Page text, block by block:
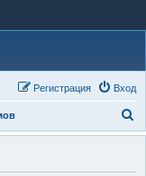
Вход
Регистрация
о